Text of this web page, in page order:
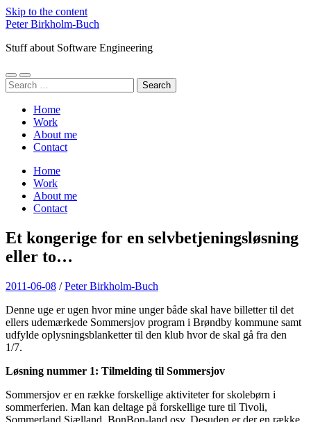
Skip to the content
Peter Birkholm-Buch
Stuff about Software Engineering
Toggle
mobile
Toggle
search
Search
for:
Home
Work
About me
Contact
Home
Work
About me
Contact
Et kongerige for en selvbetjeningsløsning
eller to…
2011-06-08 /Peter Birkholm-Buch
Denne uge er ugen hvor mine unger både skal have billetter til det
ellers udemærkede Sommersjov program i Brøndby kommune samt
udfylde oplysningsblanketter til den klub hvor de skal gå fra den
1/7.
Løsning nummer 1: Tilmelding til Sommersjov
Sommersjov er en række forskellige aktiviteter for skolebørn i
sommerferien. Man kan deltage på forskellige ture til Tivoli,
Sommerland Sjælland, BonBon-land osv. Desuden er der en række